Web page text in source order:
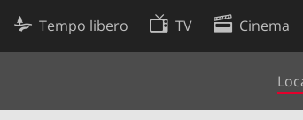
Tempo libero TV Cinema
Preferenze cookie